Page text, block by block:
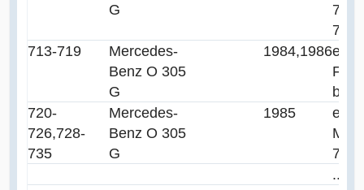
G
712
713-719
Mercedes-
Benz O 305
G
1984,1986ex
bio i
720-
726,728-
735
Mercedes-
Benz O 305
G
1985
ex
727
...